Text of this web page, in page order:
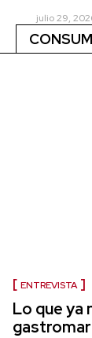
julio 29,
ENTREVISTA
Lo que ya